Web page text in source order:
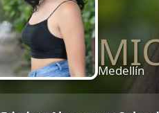
Medellín